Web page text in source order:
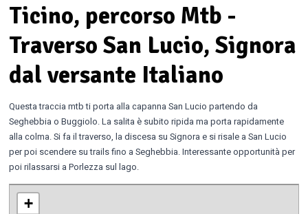
Ticino, percorso Mtb -
Traverso San Lucio, Signora
dal versante Italiano
Questa traccia mtb ti porta alla capanna San Lucio partendo da
Seghebbia o Buggiolo. La salita è subito ripida ma porta rapidamente
alla colma. Si fa il traverso, la discesa su Signora e si risale a San Lucio
per poi scendere su trails fino a Seghebbia. Interessante opportunità per
poi rilassarsi a Porlezza sul lago.
+